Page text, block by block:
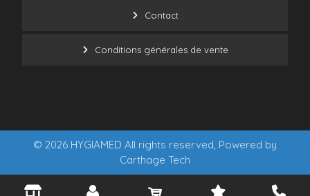
Contact
Conditions générales de vente
© 2026 HYGIAMED All rights reserved, Powered by
Carthage Tech